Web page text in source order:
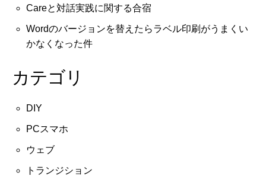
Careと対話実践に関する合宿
Wordのバージョンを替えたらラベル印刷がうまくい
かなくなった件
カテゴリ
DIY
PCスマホ
ウェブ
トランジション